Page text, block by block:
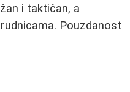
i taktičan, a
Pouzdanost